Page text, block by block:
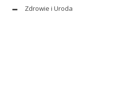
Zdrowie i Uroda